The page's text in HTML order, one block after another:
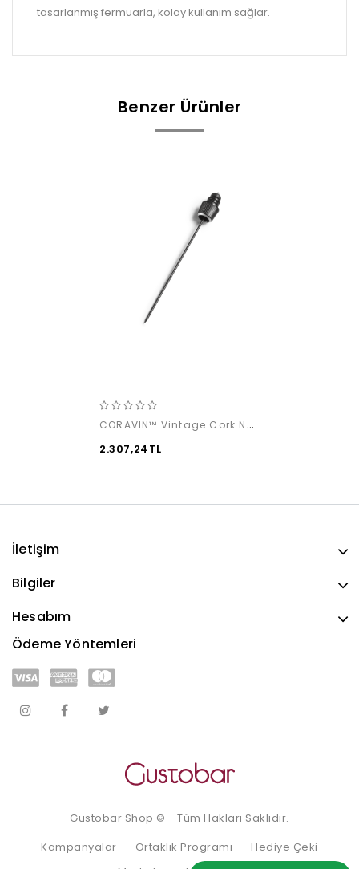
tasarlanmış fermuarla, kolay kullanım sağlar.
Benzer Ürünler
CORAVIN™ Vintage Cork Needle
2.307,24TL
İletişim
Bilgiler
Hesabım
Ödeme Yöntemleri
Gustobar Shop © - Tüm Hakları Saklıdır.
Kampanyalar
Ortaklık Programı
Hediye Çeki